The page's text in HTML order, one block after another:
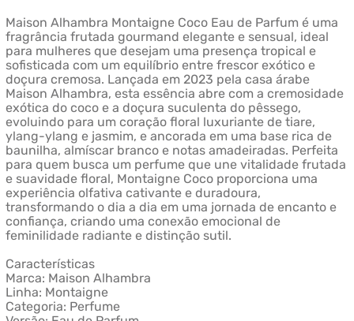
Maison Alhambra Montaigne Coco Eau de Parfum é uma
fragrância frutada gourmand elegante e sensual, ideal
para mulheres que desejam uma presença tropical e
sofisticada com um equilíbrio entre frescor exótico e
doçura cremosa. Lançada em 2023 pela casa árabe
Maison Alhambra, esta essência abre com a cremosidade
exótica do coco e a doçura suculenta do pêssego,
evoluindo para um coração floral luxuriante de tiare,
ylang-ylang e jasmim, e ancorada em uma base rica de
baunilha, almíscar branco e notas amadeiradas. Perfeita
para quem busca um perfume que une vitalidade frutada
e suavidade floral, Montaigne Coco proporciona uma
experiência olfativa cativante e duradoura,
transformando o dia a dia em uma jornada de encanto e
confiança, criando uma conexão emocional de
feminilidade radiante e distinção sutil.
Características
Marca: Maison Alhambra
Linha: Montaigne
Categoria: Perfume